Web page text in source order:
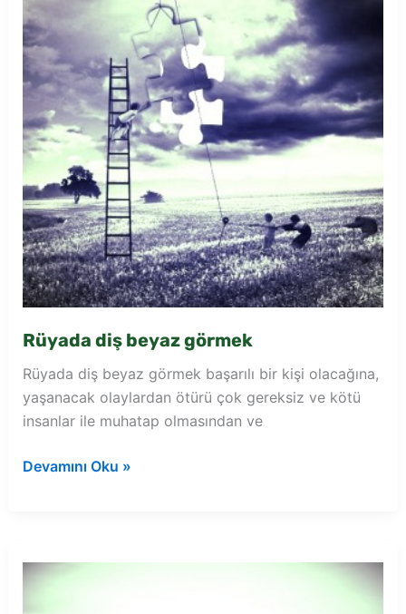
Rüyada diş beyaz görmek
Rüyada diş beyaz görmek başarılı bir kişi olacağına,
yaşanacak olaylardan ötürü çok gereksiz ve kötü
insanlar ile muhatap olmasından ve
Rüyada
Devamını Oku »